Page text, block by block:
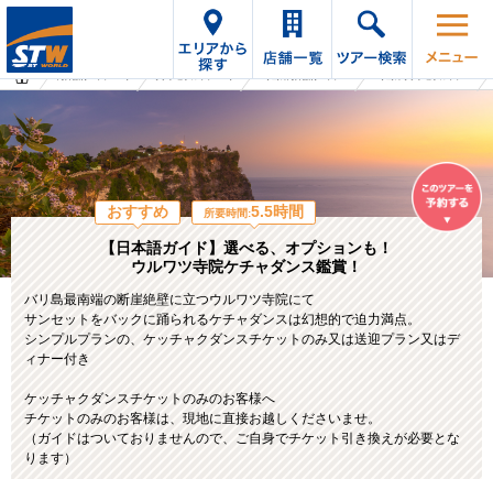
【日本語ガイド】選べる、オプションも！
ウルワツ寺院ケチャダンス鑑賞！
バリ島最南端の断崖絶壁に立つウルワツ寺院にて
サンセットをバックに踊られるケチャダンスは幻想的で迫力満点。
シンプルプランの、ケッチャクダンスチケットのみ又は送迎プラン又はデ
ィナー付き
ケッチャクダンスチケットのみのお客様へ
チケットのみのお客様は、現地に直接お越しくださいませ。
（ガイドはついておりませんので、ご自身でチケット引き換えが必要とな
ります）
おすすめ 所要時間:5.5時間